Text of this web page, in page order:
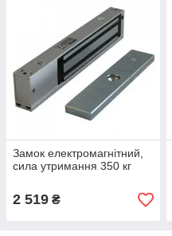
Замок електромагнітний,
сила утримання 350 кг
2 519 ₴